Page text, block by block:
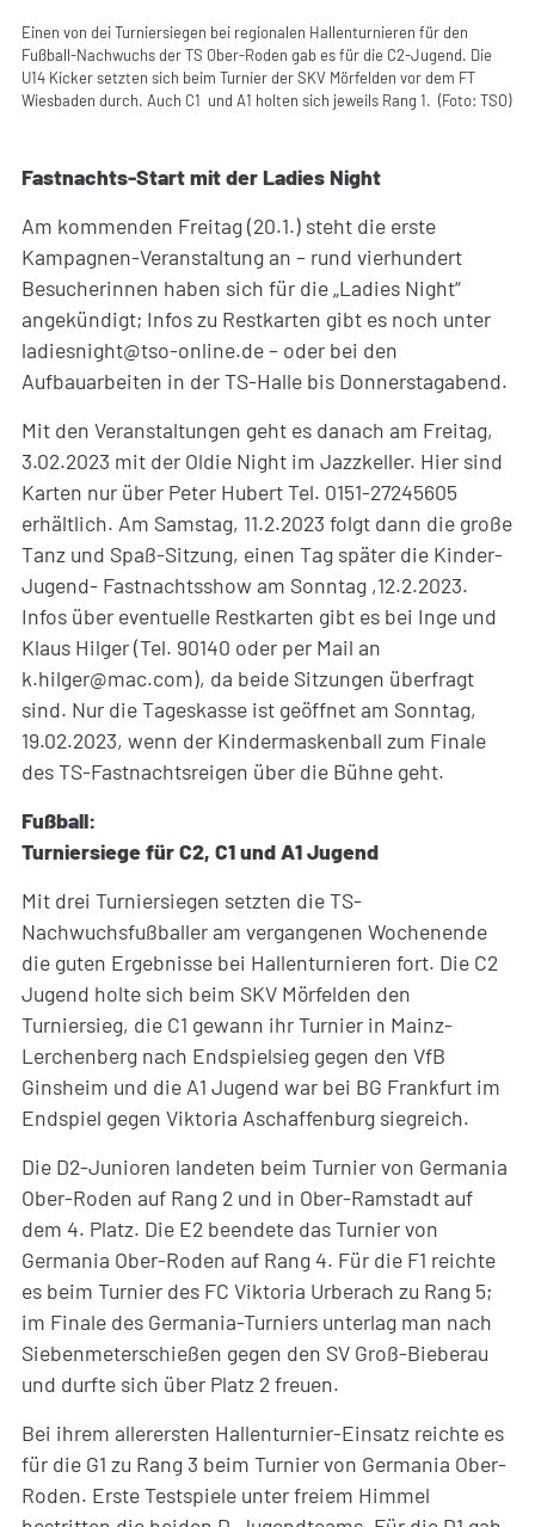
Einen von dei Turniersiegen bei regionalen Hallenturnieren für den
Fußball-Nachwuchs der TS Ober-Roden gab es für die C2-Jugend. Die
U14 Kicker setzten sich beim Turnier der SKV Mörfelden vor dem FT
Wiesbaden durch. Auch C1 und A1 holten sich jeweils Rang 1. (Foto: TSO)
Fastnachts-Start mit der Ladies Night
Am kommenden Freitag (20.1.) steht die erste
Kampagnen-Veranstaltung an – rund vierhundert
Besucherinnen haben sich für die „Ladies Night“
angekündigt; Infos zu Restkarten gibt es noch unter
ladiesnight@tso-online.de – oder bei den
Aufbauarbeiten in der TS-Halle bis Donnerstagabend.
Mit den Veranstaltungen geht es danach am Freitag,
3.02.2023 mit der Oldie Night im Jazzkeller. Hier sind
Karten nur über Peter Hubert Tel. 0151-27245605
erhältlich. Am Samstag, 11.2.2023 folgt dann die große
Tanz und Spaß-Sitzung, einen Tag später die Kinder-
Jugend- Fastnachtsshow am Sonntag ,12.2.2023.
Infos über eventuelle Restkarten gibt es bei Inge und
Klaus Hilger (Tel. 90140 oder per Mail an
k.hilger@mac.com), da beide Sitzungen überfragt
sind. Nur die Tageskasse ist geöffnet am Sonntag,
19.02.2023, wenn der Kindermaskenball zum Finale
des TS-Fastnachtsreigen über die Bühne geht.
Fußball:
Turniersiege für C2, C1 und A1 Jugend
Mit drei Turniersiegen setzten die TS-
Nachwuchsfußballer am vergangenen Wochenende
die guten Ergebnisse bei Hallenturnieren fort. Die C2
Jugend holte sich beim SKV Mörfelden den
Turniersieg, die C1 gewann ihr Turnier in Mainz-
Lerchenberg nach Endspielsieg gegen den VfB
Ginsheim und die A1 Jugend war bei BG Frankfurt im
Endspiel gegen Viktoria Aschaffenburg siegreich.
Die D2-Junioren landeten beim Turnier von Germania
Ober-Roden auf Rang 2 und in Ober-Ramstadt auf
dem 4. Platz. Die E2 beendete das Turnier von
Germania Ober-Roden auf Rang 4. Für die F1 reichte
es beim Turnier des FC Viktoria Urberach zu Rang 5;
im Finale des Germania-Turniers unterlag man nach
Siebenmeterschießen gegen den SV Groß-Bieberau
und durfte sich über Platz 2 freuen.
Bei ihrem allerersten Hallenturnier-Einsatz reichte es
für die G1 zu Rang 3 beim Turnier von Germania Ober-
Roden. Erste Testspiele unter freiem Himmel